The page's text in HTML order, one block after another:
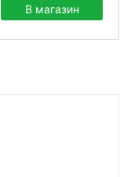
В магазин